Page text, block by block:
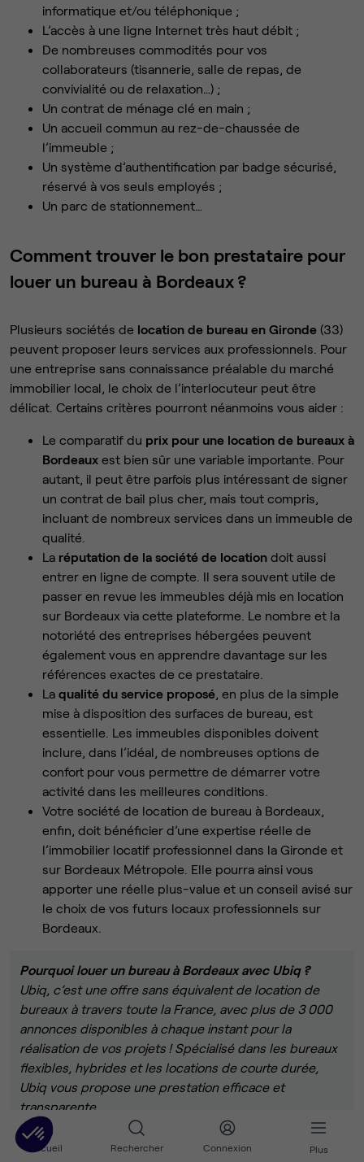
Accueil Rechercher Connexion Plus
informatique et/ou téléphonique ;
L’accès à une ligne Internet très haut débit ;
De nombreuses commodités pour vos
collaborateurs (tisannerie, salle de repas, de
convivialité ou de relaxation…) ;
Un contrat de ménage clé en main ;
Un accueil commun au rez-de-chaussée de
l’immeuble ;
Un système d’authentification par badge sécurisé,
réservé à vos seuls employés ;
Un parc de stationnement…
Comment trouver le bon prestataire pour
louer un bureau à Bordeaux ?
Plusieurs sociétés de location de bureau en Gironde (33)
peuvent proposer leurs services aux professionnels. Pour
une entreprise sans connaissance préalable du marché
immobilier local, le choix de l’interlocuteur peut être
délicat. Certains critères pourront néanmoins vous aider :
Le comparatif du prix pour une location de bureaux à
Bordeaux est bien sûr une variable importante. Pour
autant, il peut être parfois plus intéressant de signer
un contrat de bail plus cher, mais tout compris,
incluant de nombreux services dans un immeuble de
qualité.
La réputation de la société de location doit aussi
entrer en ligne de compte. Il sera souvent utile de
passer en revue les immeubles déjà mis en location
sur Bordeaux via cette plateforme. Le nombre et la
notoriété des entreprises hébergées peuvent
également vous en apprendre davantage sur les
références exactes de ce prestataire.
La qualité du service proposé, en plus de la simple
mise à disposition des surfaces de bureau, est
essentielle. Les immeubles disponibles doivent
inclure, dans l’idéal, de nombreuses options de
confort pour vous permettre de démarrer votre
activité dans les meilleures conditions.
Votre société de location de bureau à Bordeaux,
enfin, doit bénéficier d’une expertise réelle de
l’immobilier locatif professionnel dans la Gironde et
sur Bordeaux Métropole. Elle pourra ainsi vous
apporter une réelle plus-value et un conseil avisé sur
le choix de vos futurs locaux professionnels sur
Bordeaux.
Pourquoi louer un bureau à Bordeaux avec Ubiq ?
Ubiq, c’est une offre sans équivalent de location de
bureaux à travers toute la France, avec plus de 3 000
annonces disponibles à chaque instant pour la
réalisation de vos projets ! Spécialisé dans les bureaux
flexibles, hybrides et les locations de courte durée,
Ubiq vous propose une prestation efficace et
transparente.
Découvrez une grande variété de bureaux en location à